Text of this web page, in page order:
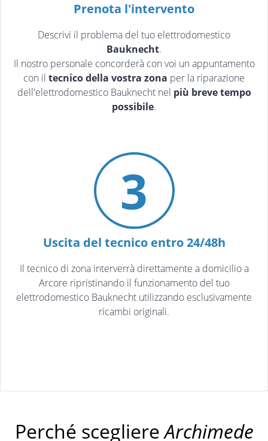
Prenota l'intervento
Descrivi il problema del tuo elettrodomestico
Bauknecht.
Il nostro personale concorderà con voi un appuntamento
con il tecnico della vostra zona per la riparazione
dell'elettrodomestico Bauknecht nel più breve tempo
possibile.
3
Uscita del tecnico entro 24/48h
Il tecnico di zona interverrà direttamente a domicilio a
Arcore ripristinando il funzionamento del tuo
elettrodomestico Bauknecht utilizzando esclusivamente
ricambi originali.
Perché scegliereArchimede